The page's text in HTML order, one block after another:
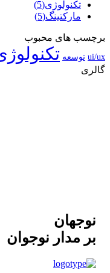
تکنولوژی(5)
مارکتینگ(5)
برچسب های محبوب
ui/ux توسعه
گالری
نوجهان
بر مدار نوجوان